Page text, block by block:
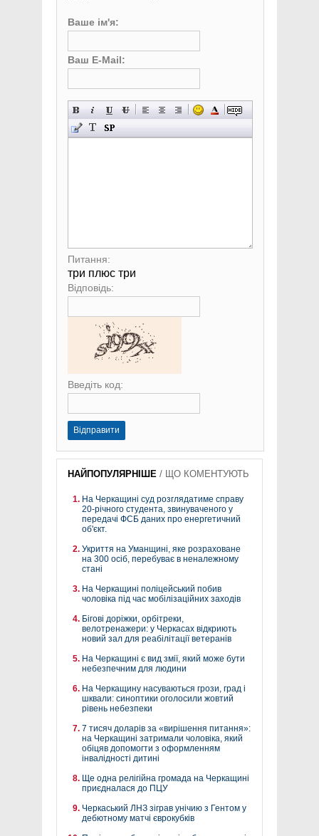
Ваше ім'я:
Ваш E-Mail:
Питання:
три плюс три
Відповідь:
Введіть код:
Відправити
НАЙПОПУЛЯРНІШЕ / ЩО КОМЕНТУЮТЬ
На Черкащині суд розглядатиме справу
20-річного студента, звинуваченого у
передачі ФСБ даних про енергетичний
об'єкт.
Укриття на Уманщині, яке розраховане
на 300 осіб, перебуває в неналежному
стані
На Черкащині поліцейський побив
чоловіка під час мобілізаційних заходів
Бігові доріжки, орбітреки,
велотренажери: у Черкасах відкриють
новий зал для реабілітації ветеранів
На Черкащині є вид змії, який може бути
небезпечним для людини
На Черкащину насуваються грози, град і
шквали: синоптики оголосили жовтий
рівень небезпеки
7 тисяч доларів за «вирішення питання»:
на Черкащині затримали чоловіка, який
обіцяв допомогти з оформленням
інвалідності дитині
Ще одна релігійна громада на Черкащині
приєдналася до ПЦУ
Черкаський ЛНЗ зіграв унічию з Гентом у
дебютному матчі єврокубків